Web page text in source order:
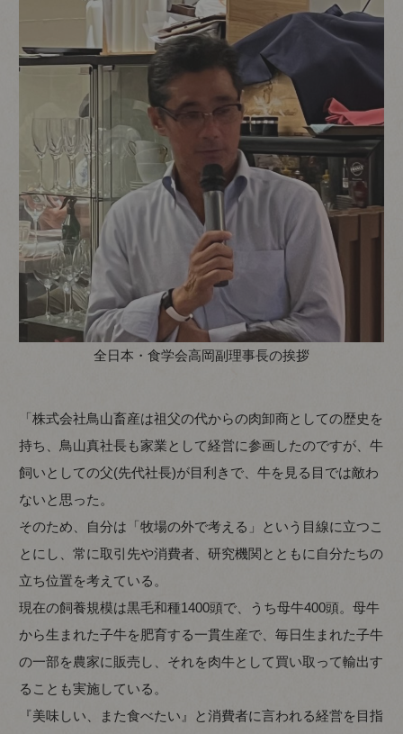
全日本・食学会高岡副理事長の挨拶
「株式会社鳥山畜産は祖父の代からの肉卸商としての歴史を
持ち、鳥山真社長も家業として経営に参画したのですが、牛
飼いとしての父(先代社長)が目利きで、牛を見る目では敵わ
ないと思った。
そのため、自分は「牧場の外で考える」という目線に立つこ
とにし、常に取引先や消費者、研究機関とともに自分たちの
立ち位置を考えている。
現在の飼養規模は黒毛和種1400頭で、うち母牛400頭。母牛
から生まれた子牛を肥育する一貫生産で、毎日生まれた子牛
の一部を農家に販売し、それを肉牛として買い取って輸出す
ることも実施している。
『美味しい、また食べたい』と消費者に言われる経営を目指